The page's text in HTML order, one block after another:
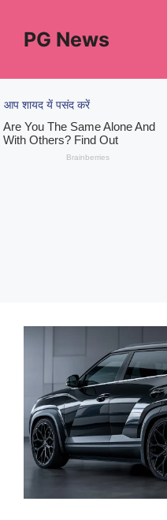
contentPG News